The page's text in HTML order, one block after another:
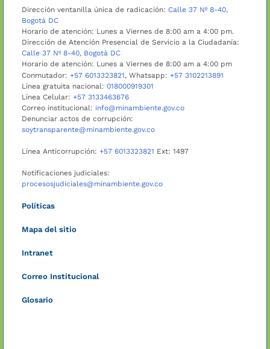
Dirección ventanilla única de radicación: Calle 37 Nº 8-40,
Bogotá DC
Horario de atención: Lunes a Viernes de 8:00 am a 4:00 pm.
Dirección de Atención Presencial de Servicio a la Ciudadanía:
Calle 37 Nº 8-40, Bogotá DC
Horario de atención: Lunes a Viernes de 8:00 am a 4:00 pm
Conmutador: +57 6013323821, Whatsapp: +57 3102213891
Línea gratuita nacional: 018000919301
Línea Celular: +57 3133463676
Correo institucional: info@minambiente.gov.co
Denunciar actos de corrupción:
soytransparente@minambiente.gov.co
Línea Anticorrupción: +57 6013323821 Ext: 1497
Notificaciones judiciales:
procesosjudiciales@minambiente.gov.co
Políticas
Mapa del sitio
Intranet
Correo Institucional
Glosario